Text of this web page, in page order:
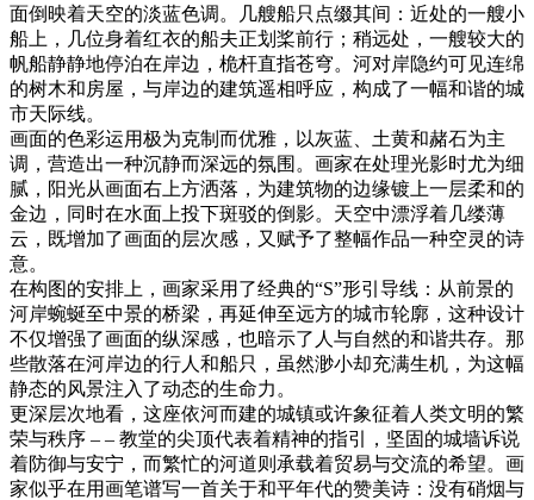
面倒映着天空的淡蓝色调。几艘船只点缀其间：近处的一艘小
船上，几位身着红衣的船夫正划桨前行；稍远处，一艘较大的
帆船静静地停泊在岸边，桅杆直指苍穹。河对岸隐约可见连绵
的树木和房屋，与岸边的建筑遥相呼应，构成了一幅和谐的城
市天际线。
画面的色彩运用极为克制而优雅，以灰蓝、土黄和赭石为主
调，营造出一种沉静而深远的氛围。画家在处理光影时尤为细
腻，阳光从画面右上方洒落，为建筑物的边缘镀上一层柔和的
金边，同时在水面上投下斑驳的倒影。天空中漂浮着几缕薄
云，既增加了画面的层次感，又赋予了整幅作品一种空灵的诗
意。
在构图的安排上，画家采用了经典的“S”形引导线：从前景的
河岸蜿蜒至中景的桥梁，再延伸至远方的城市轮廓，这种设计
不仅增强了画面的纵深感，也暗示了人与自然的和谐共存。那
些散落在河岸边的行人和船只，虽然渺小却充满生机，为这幅
静态的风景注入了动态的生命力。
更深层次地看，这座依河而建的城镇或许象征着人类文明的繁
荣与秩序 – – 教堂的尖顶代表着精神的指引，坚固的城墙诉说
着防御与安宁，而繁忙的河道则承载着贸易与交流的希望。画
家似乎在用画笔谱写一首关于和平年代的赞美诗：没有硝烟与